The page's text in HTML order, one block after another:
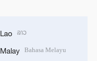
Lao ລາວ
Malay Bahasa Melayu